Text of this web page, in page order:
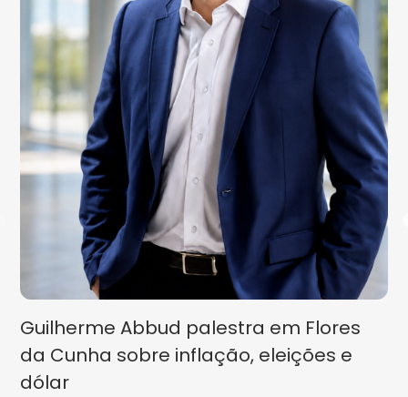
Guilherme Abbud palestra em Flores
da Cunha sobre inflação, eleições e
dólar